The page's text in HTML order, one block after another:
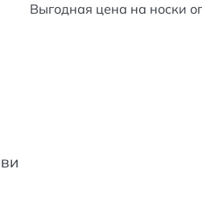
Выгодная цена на носки